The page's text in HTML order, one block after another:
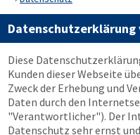
Datenschutzerklärung
Diese
Kunden dieser Webseite
Zweck der Erhebung und
Daten durch den
"Verantwortlicher"). Der
Datenschutz sehr ernst